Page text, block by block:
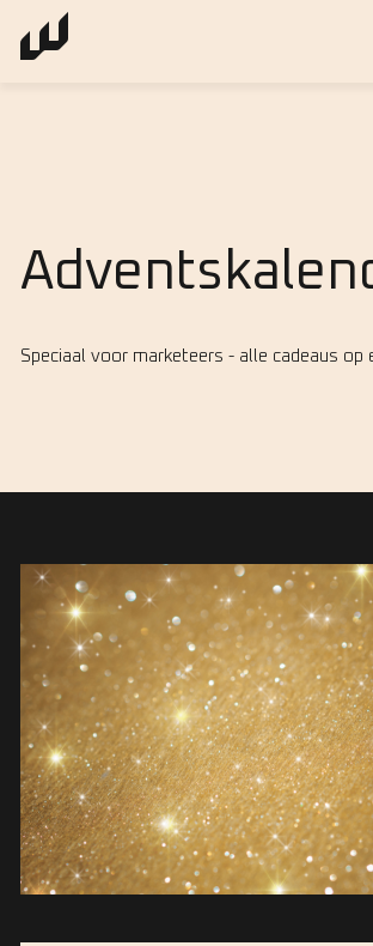
Speciaal voor marketeers - alle cadeaus op